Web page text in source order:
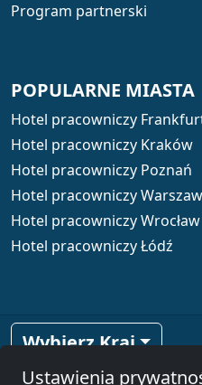
Program partnerski
POPULARNE MIASTA
Hotel pracowniczy
Hotel pracowniczy Kraków
Hotel pracowniczy Poznań
Hotel pracowniczy
Hotel pracowniczy Wrocław
Hotel pracowniczy Łódź
Wybierz Kraj
Ustawienia